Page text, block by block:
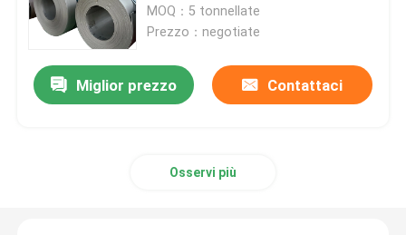
tubo d'acciaio saldato
tubo d'acciaio senza cuciture
MOQ：5 tonnellate
Prezzo：negotiate
Miglior prezzo Contattaci
Osservi più